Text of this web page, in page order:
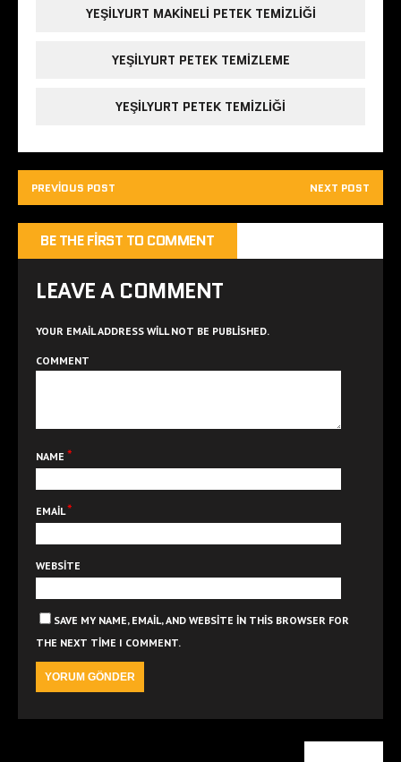
YEŞILYURT MAKINELI PETEK TEMIZLIĞI
YEŞILYURT PETEK TEMIZLEME
YEŞILYURT PETEK TEMIZLIĞI
PREVIOUS POST NEXT POST
BE THE FIRST TO COMMENT
LEAVE A COMMENT
YOUR EMAIL ADDRESS WILL NOT BE PUBLISHED.
COMMENT
NAME *
EMAIL*
WEBSITE
SAVE MY NAME, EMAIL, AND WEBSITE IN THIS BROWSER FOR
THE NEXT TIME I COMMENT.